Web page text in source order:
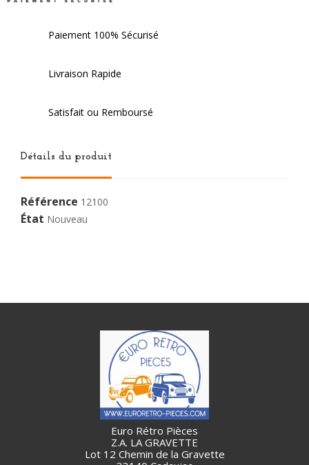
Paiement 100% Sécurisé
Livraison Rapide
Satisfait ou Remboursé
Détails du produit
Référence 12100
État Nouveau
Euro Rétro Pièces
Z.A. LA GRAVETTE
Lot 12 Chemin de la Gravette